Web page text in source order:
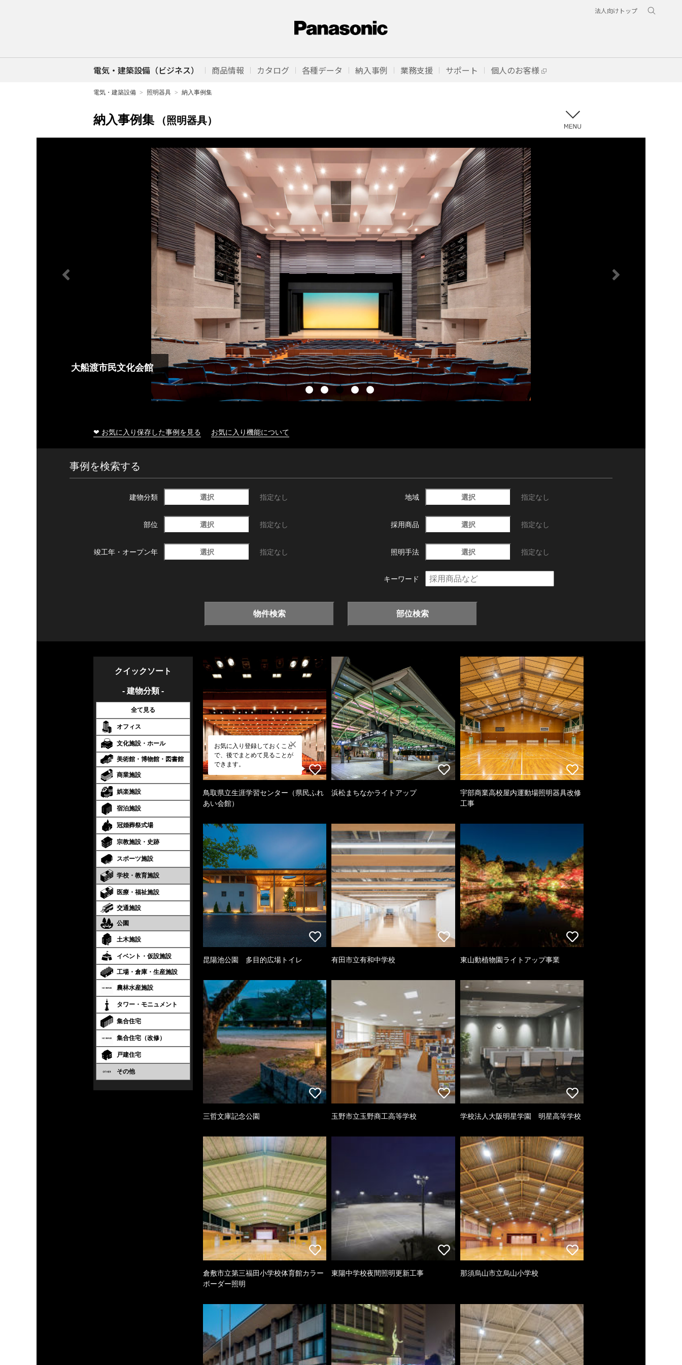
法人向けトップ
電気・建築設備（ビジネス） 商品情報 カタログ 各種データ 納入事例 業務支援 サポート 個人のお客様
電気・建築設備 照明器具 納入事例集
納入事例集 （照明器具）
大船渡市民文化会館
❤ お気に入り保存した事例を見る お気に入り機能について
事例を検索する
建物分類 選択 指定なし 地域 選択 指定なし
部位 選択 指定なし 採用商品 選択 指定なし
竣工年・ オープン年 選択 指定なし 照明手法 選択 指定なし
キーワード
物件検索 部位検索
クイックソート
- 建物分類 -
全て見る
オフィス
文化施設・ホール
美術館・博物館・図書館
商業施設
娯楽施設
宿泊施設
冠婚葬祭式場
宗教施設・史跡
スポーツ施設
学校・教育施設
医療・福祉施設
交通施設
公園
土木施設
イベント・仮設施設
工場・倉庫・生産施設
農林水産施設
タワー・モニュメント
集合住宅
集合住宅（改修）
戸建住宅
その他
お気に入り登録しておくこと
で、後でまとめて見ることが
できます。
鳥取県立生涯学習センター（県民ふれ
あい会館）
浜松まちなかライトアップ
宇部商業高校屋内運動場照明器具改修
工事
昆陽池公園 多目的広場トイレ 有田市立有和中学校 東山動植物園ライトアップ事業
三哲文庫記念公園 玉野市立玉野商工高等学校 学校法人大阪明星学園 明星高等学校
倉敷市立第三福田小学校体育館カラー
ボーダー照明
東陽中学校夜間照明更新工事 那須烏山市立烏山小学校